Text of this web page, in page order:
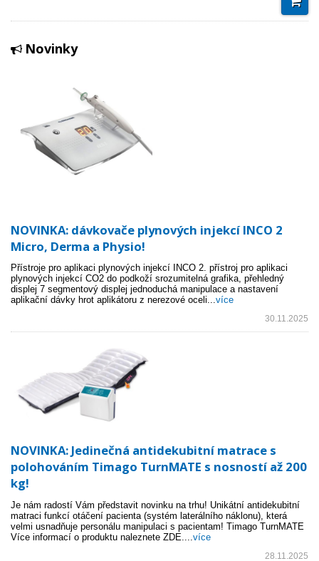
Novinky
NOVINKA: dávkovače plynových injekcí INCO 2
Micro, Derma a Physio!
Přístroje pro aplikaci plynových injekcí INCO 2. přístroj pro aplikaci
plynových injekcí CO2 do podkoží srozumitelná grafika, přehledný
displej 7 segmentový displej jednoduchá manipulace a nastavení
aplikační dávky hrot aplikátoru z nerezové oceli...více
30.11.2025
NOVINKA: Jedinečná antidekubitní matrace s
polohováním Timago TurnMATE s nosností až 200
kg!
Je nám radostí Vám představit novinku na trhu! Unikátní antidekubitní
matraci funkcí otáčení pacienta (systém laterálního náklonu), která
velmi usnadňuje personálu manipulaci s pacientam! Timago TurnMATE
Více informací o produktu naleznete ZDE.... více
28.11.2025